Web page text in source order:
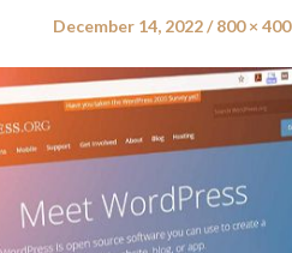
Posted
December 14, 2022
Full
800 × 400